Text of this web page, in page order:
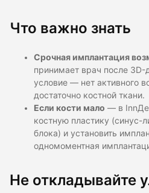
Что важно знать
Срочная имплантация
принимает врач после 3D-
условие — нет активного
достаточно костной ткани.
Если кости мало — в
костную пластику (синус-
блока) и установить
одномоментная
Не откладывайте